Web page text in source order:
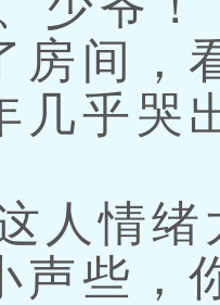
房间，
几乎哭
情绪
声些，